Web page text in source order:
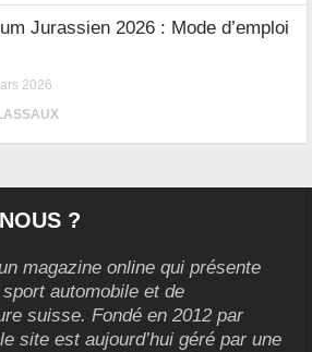
Jurassien 2026 : Mode d’emploi
2026
?
magazine online qui présente
automobile et de
suisse. Fondé en 2012 par
site est aujourd’hui géré par une